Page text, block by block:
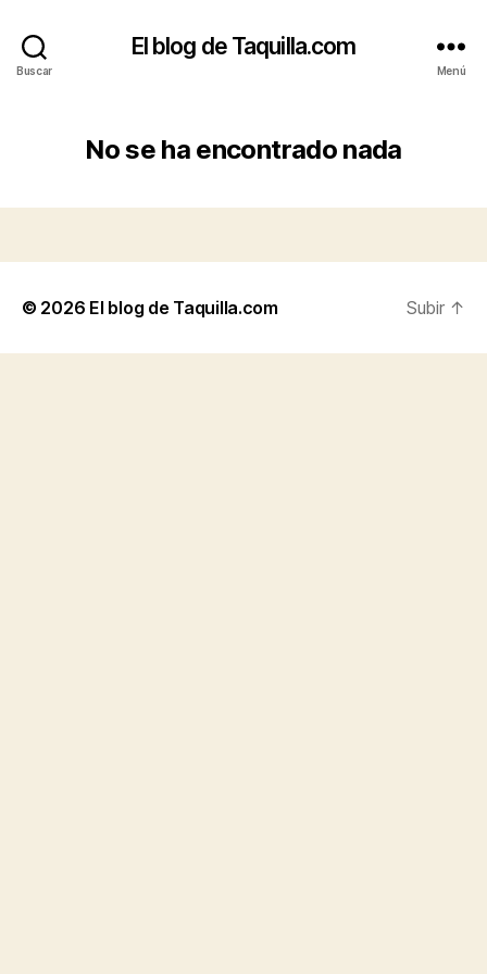
Buscar
El blog de Taquilla.com
Menú
No se ha encontrado nada
© 2026 El blog de Taquilla.com Subir ↑